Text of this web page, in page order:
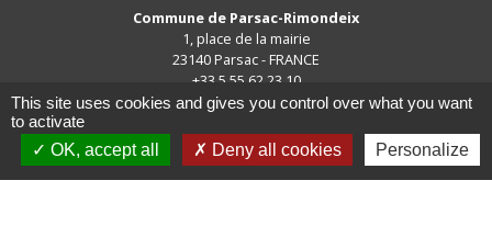
Commune de Parsac-Rimondeix
1, place de la mairie
23140 Parsac - FRANCE
+33 5 55 62 23 10
mairie.parsac@orange.fr
This site uses cookies and gives you control over what you want
to activate
OK, accept all
Deny all cookies Personalize